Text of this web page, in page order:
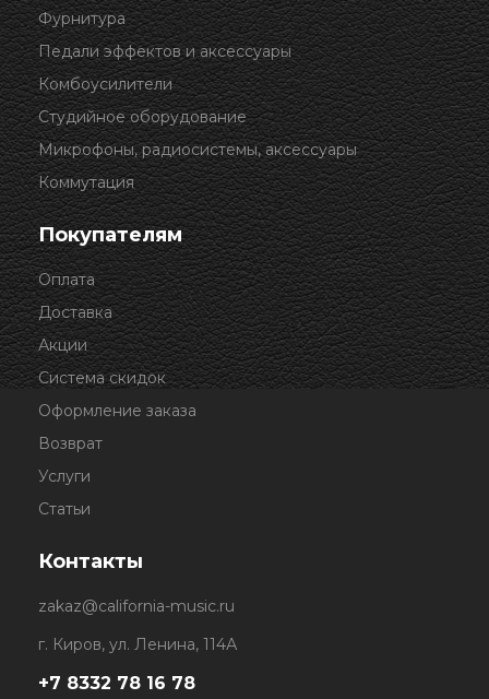
Фурнитура
Педали эффектов и аксессуары
Комбоусилители
Студийное оборудование
Микрофоны, радиосистемы, аксессуары
Коммутация
Покупателям
Оплата
Доставка
Акции
Система скидок
Оформление заказа
Возврат
Услуги
Статьи
Контакты
zakaz@california-music.ru
г. Киров, ул. Ленина, 114А
+7 8332 78 16 78